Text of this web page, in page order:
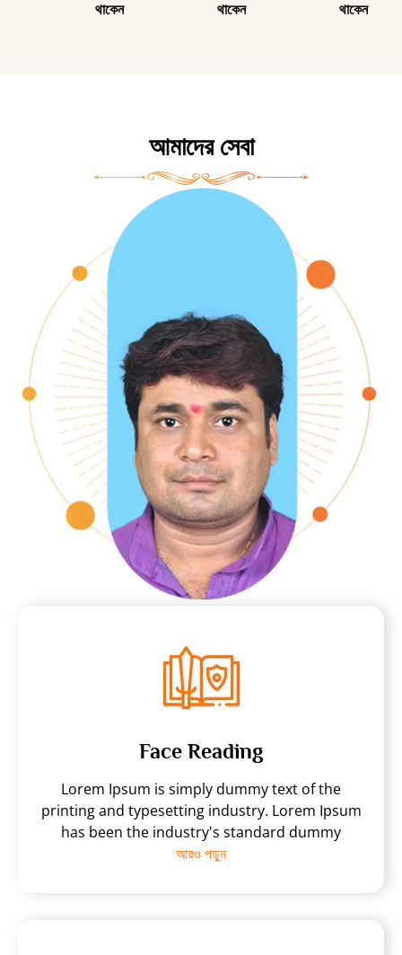
থাকেন
থাকেন
থাকেন
আমাদের সেবা
Face Reading
Lorem Ipsum is simply dummy text of the
printing and typesetting industry. Lorem Ipsum
has been the industry's standard dummy
আরও পড়ুন